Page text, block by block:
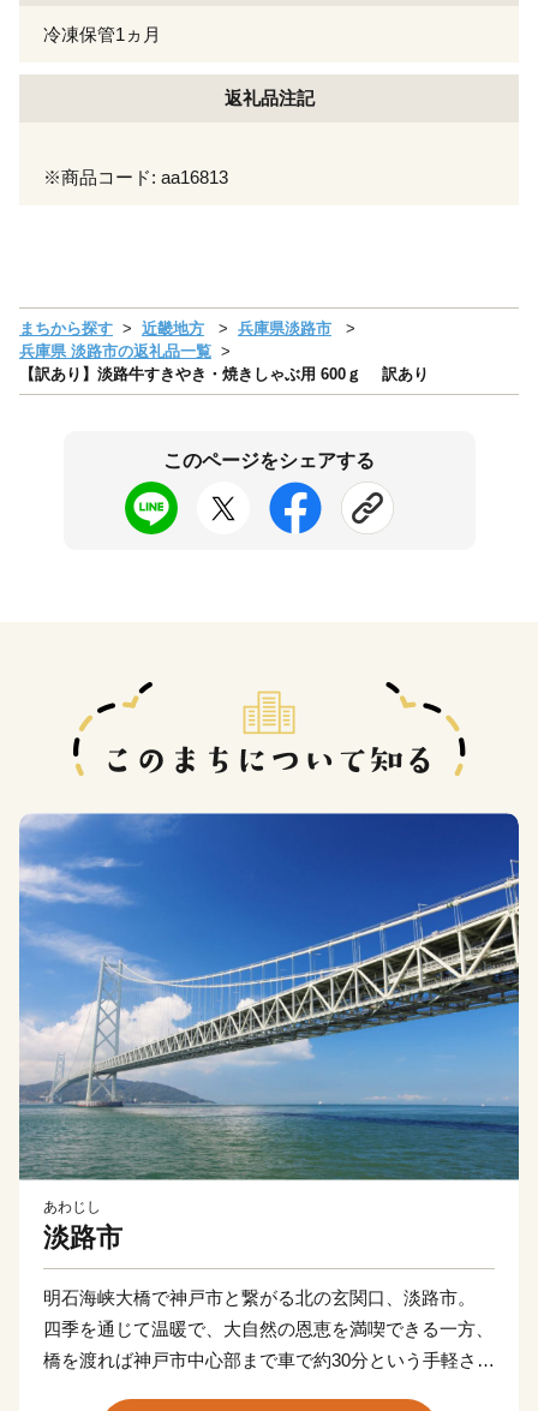
冷凍保管1ヵ月
返礼品注記
※商品コード: aa16813
まちから探す 近畿地方
兵庫県淡路市
兵庫県 淡路市の返礼品一覧
【訳あり】淡路牛すきやき・焼きしゃぶ用 600ｇ 訳あり
このページをシェアする
あわじし
淡路市
明石海峡大橋で神戸市と繋がる北の玄関口、淡路市。
四季を通じて温暖で、大自然の恩恵を満喫できる一方、
橋を渡れば神戸市中心部まで車で約30分という手軽さが